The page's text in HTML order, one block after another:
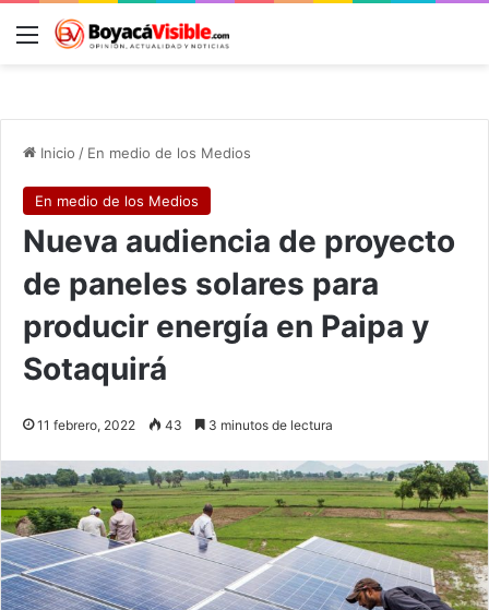
Menú
Inicio / En medio de los Medios
En medio de los Medios
Nueva audiencia de proyecto
de paneles solares para
producir energía en Paipa y
Sotaquirá
11 febrero, 2022 43 3 minutos de lectura